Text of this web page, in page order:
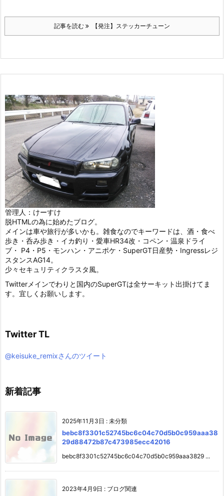
記事を読む 【発注】ステッカーチューン
管理人：けーすけ
脱HTMLの為に始めたブログ。
メインは車や旅行が多いかも。雑食なのでキーワードは、酒・食べ
歩き・呑み歩き・イカ釣り・愛車HR34改・コペン・温泉ドライ
ブ・ P4・P5・モンハン・アニポケ・SuperGT日産勢・Ingressレジ
スタンスAG14。
少々セキュリティクラスタ風。
Twitterメインでわりと国内のSuperGTは全サーキット出掛けてま
す。宜しくお願いします。
Twitter TL
@keisuke_remixさんのツイート
新着記事
2025年11月3日 : 未分類
bebc8f3301c52745bc6c04c70d5b0c959aaa38
29d88472b87c473985ecc42016
bebc8f3301c52745bc6c04c70d5b0c959aaa3829 ...
2023年4月9日 : ブログ関連